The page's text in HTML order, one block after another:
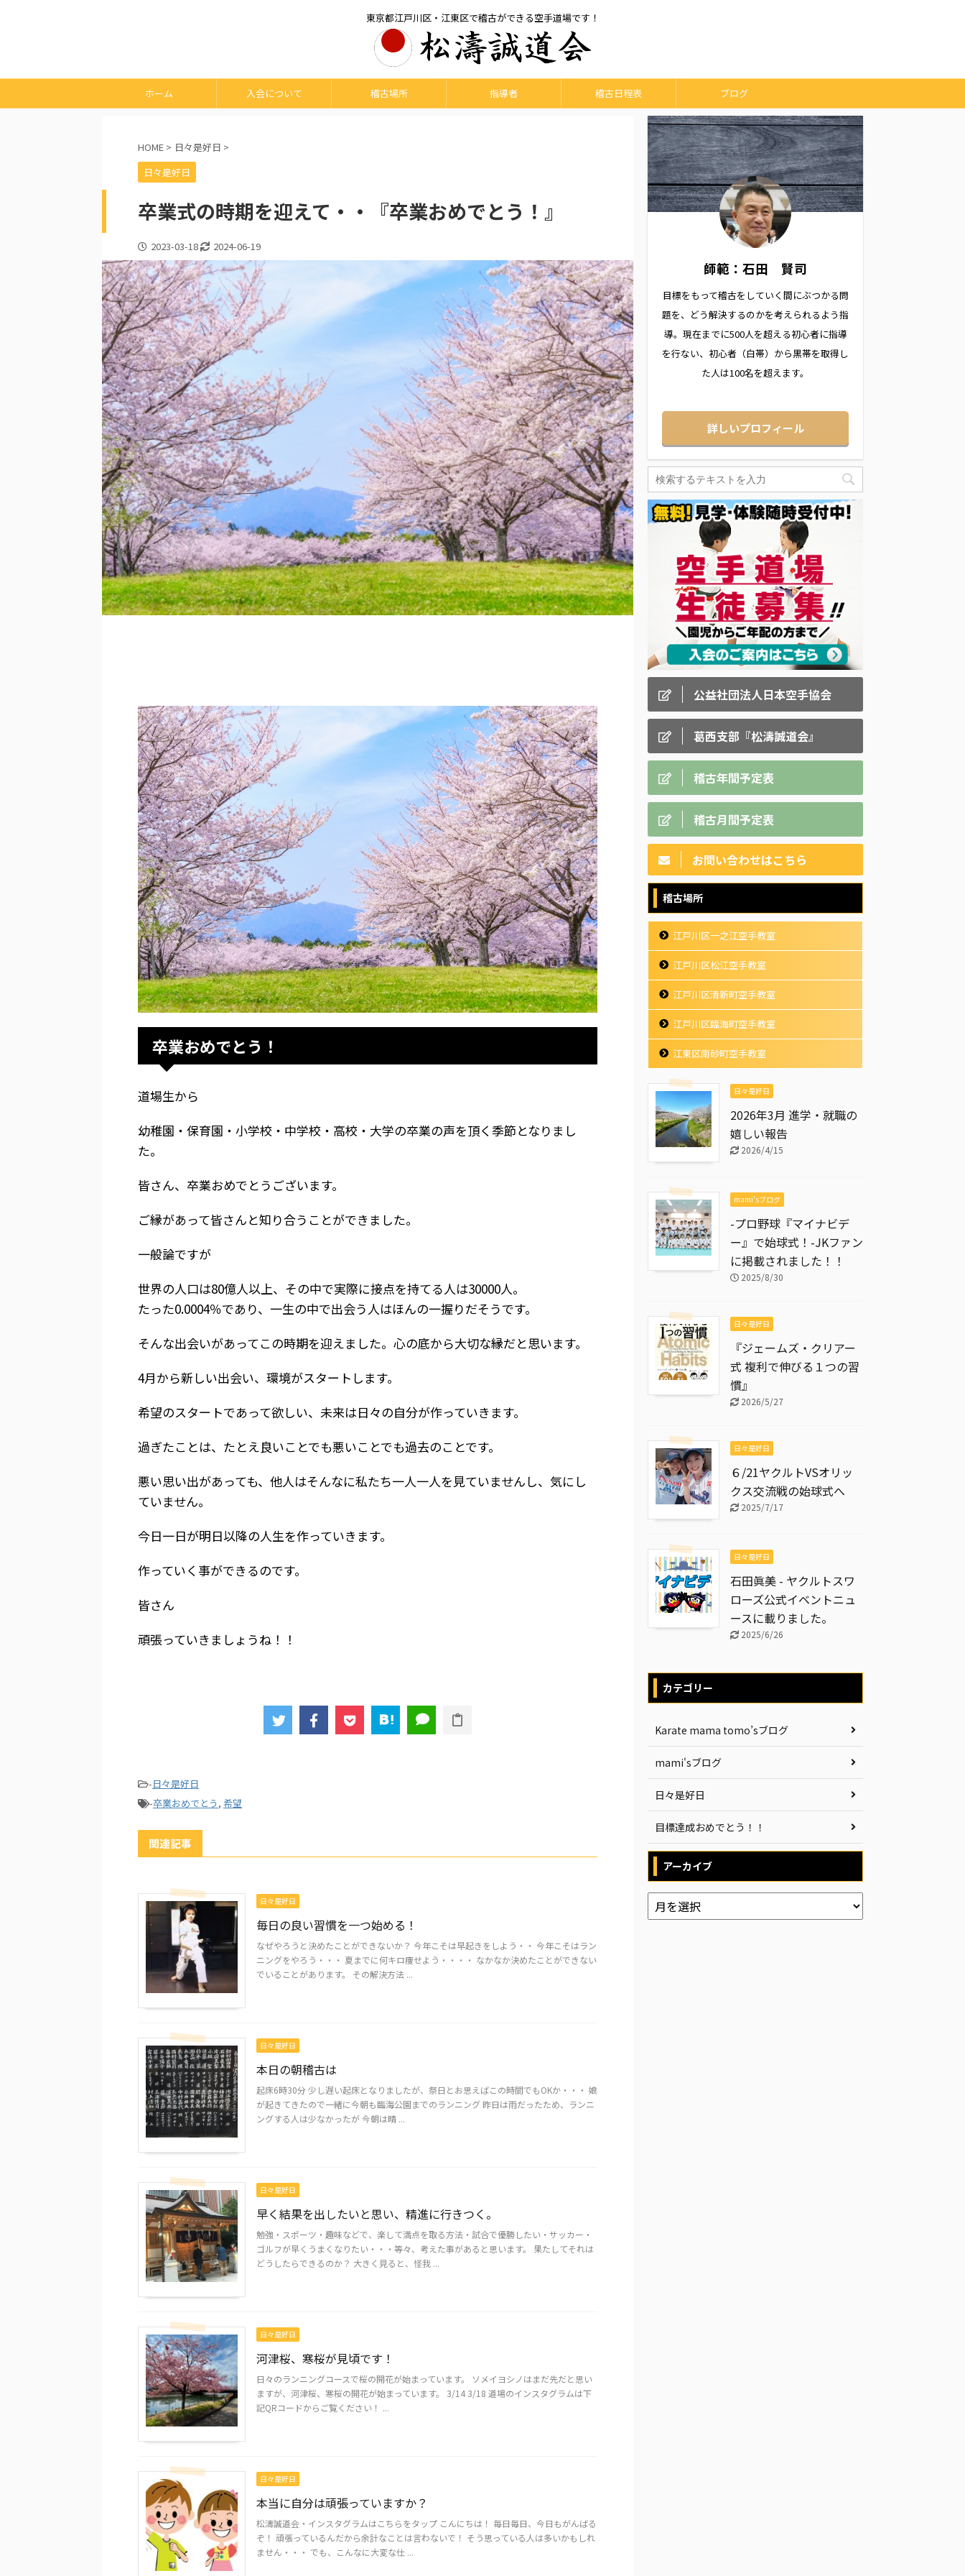
東京都江戸川区・江東区で稽古ができる空手道場です！
ホーム 入会について 稽古場所 指導者 稽古日程表 ブログ
HOME > 日々是好日 >
日々是好日
卒業式の時期を迎えて・・『卒業おめでとう！』
2023-03-18 2024-06-19
卒業おめでとう！
道場生から
幼稚園・保育園・小学校・中学校・高校・大学の卒業の声を頂く季節となりまし
た。
皆さん、卒業おめでとうございます。
ご縁があって皆さんと知り合うことができました。
一般論ですが
世界の人口は80億人以上、その中で実際に接点を持てる人は30000人。
たった0.0004％であり、一生の中で出会う人はほんの一握りだそうです。
そんな出会いがあってこの時期を迎えました。心の底から大切な縁だと思います。
4月から新しい出会い、環境がスタートします。
希望のスタートであって欲しい、未来は日々の自分が作っていきます。
過ぎたことは、たとえ良いことでも悪いことでも過去のことです。
悪い思い出があっても、他人はそんなに私たち一人一人を見ていませんし、気にし
ていません。
今日一日が明日以降の人生を作っていきます。
作っていく事ができるのです。
皆さん
頑張っていきましょうね！！
-日々是好日
-卒業おめでとう , 希望
関連記事
日々是好日
毎日の良い習慣を一つ始める！
なぜやろうと決めたことができないか？ 今年こそは早起きをしよう・・ 今年こそはラン
ニングをやろう・・・ 夏までに何キロ痩せよう・・・・ なかなか決めたことができない
でいることがあります。 その解決方法 ...
日々是好日
本日の朝稽古は
起床6時30分 少し遅い起床となりましたが、祭日とお思えばこの時間でもOKか・・・ 娘
が起きてきたので一緒に今朝も臨海公園までのランニング 昨日は雨だったため、ランニ
ングする人は少なかったが 今朝は晴 ...
日々是好日
早く結果を出したいと思い、精進に行きつく。
勉強・スポーツ・趣味などで、楽して満点を取る方法・試合で優勝したい・サッカー・
ゴルフが早くうまくなりたい・・・等々、考えた事があると思います。 果たしてそれは
どうしたらできるのか？ 大きく見ると、怪我 ...
日々是好日
河津桜、寒桜が見頃です！
日々のランニングコースで桜の開花が始まっています。 ソメイヨシノはまだ先だと思い
ますが、河津桜、寒桜の開花が始まっています。 3/14 3/18 道場のインスタグラムは下
記QRコードからご覧ください！ ...
日々是好日
本当に自分は頑張っていますか？
松濤誠道会・インスタグラムはこちらをタップ こんにちは！ 毎日毎日、今日もがんばる
ぞ！ 頑張っているんだから余計なことは言わないで！ そう思っている人は多いかもしれ
ません・・・ でも、こんなに大変な仕 ...
師範：石田 賢司
目標をもって稽古をしていく間にぶつかる問
題を、どう解決するのかを考えられるよう指
導。現在までに500人を超える初心者に指導
を行ない、初心者（白帯）から黒帯を取得し
た人は100名を超えます。
詳しいプロフィール
公益社団法人日本空手協会
葛西支部『松濤誠道会』
稽古年間予定表
稽古月間予定表
お問い合わせはこちら
稽古場所
江戸川区一之江空手教室
江戸川区松江空手教室
江戸川区清新町空手教室
江戸川区臨海町空手教室
江東区南砂町空手教室
日々是好日
2026年3月 進学・就職の
嬉しい報告
2026/4/15
mami'sブログ
-プロ野球『マイナビデ
ー』で始球式！-JKファン
に掲載されました！！
2025/8/30
日々是好日
『ジェームズ・クリアー
式 複利で伸びる１つの習
慣』
2026/5/27
日々是好日
６/21ヤクルトVSオリッ
クス交流戦の始球式へ
2025/7/17
日々是好日
石田眞美 - ヤクルトスワ
ローズ公式イベントニュ
ースに載りました。
2025/6/26
カテゴリー
Karate mama tomo’sブログ
mami'sブログ
日々是好日
目標達成おめでとう！！
アーカイブ